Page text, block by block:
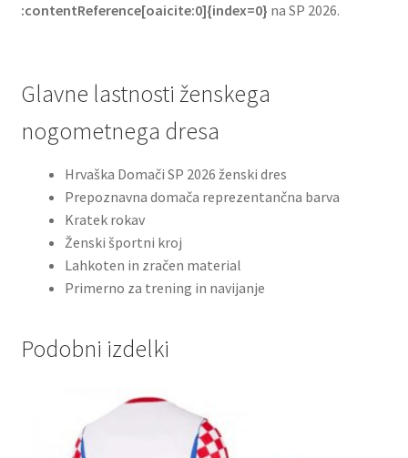
:contentReference[oaicite:0]{index=0} na SP 2026.
Glavne lastnosti ženskega
nogometnega dresa
Hrvaška Domači SP 2026 ženski dres
Prepoznavna domača reprezentančna barva
Kratek rokav
Ženski športni kroj
Lahkoten in zračen material
Primerno za trening in navijanje
Podobni izdelki